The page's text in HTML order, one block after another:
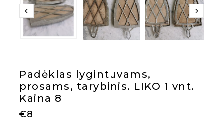
Padėklas lygintuvams,
prosams, tarybinis. LIKO 1 vnt.
Kaina 8
€8